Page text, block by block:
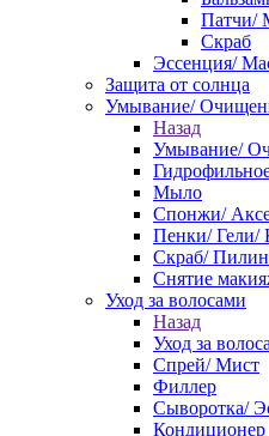
Патчи/
Скраб
Эссенция/
Защита от солнца
Умывание/
Назад
Умывание/
Мыло
Спонжи/
Пенки/ Гели/
Скраб/
Снятие
Уход за волосами
Назад
Уход за
Спрей/ Мист
Филлер
Сыворотка/
Кондиционер